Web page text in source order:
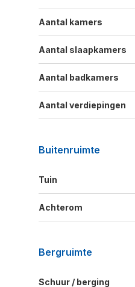
Aantal kamers
Aantal slaapkamers
Aantal badkamers
Aantal verdiepingen
Buitenruimte
Tuin
Achterom
Bergruimte
Schuur / berging